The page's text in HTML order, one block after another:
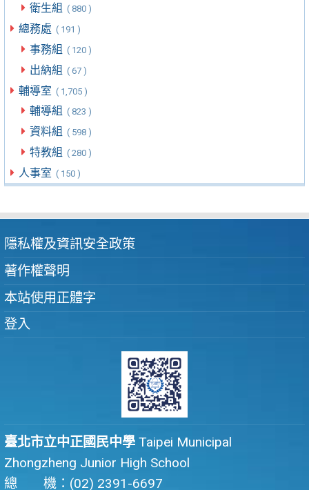
衛生組 ( 880 )
總務處 ( 191 )
事務組 ( 120 )
出納組 ( 67 )
輔導室 ( 1,705 )
輔導組 ( 823 )
資料組 ( 598 )
特教組 ( 280 )
人事室 ( 150 )
隱私權及資訊安全政策
著作權聲明
本站使用正體字
登入
臺北市立中正國民中學 Taipei Municipal
Zhongzheng Junior High School
總 機：(02) 2391-6697